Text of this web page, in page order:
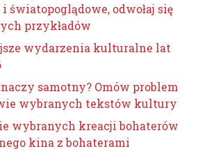
światopoglądowe, odwołaj się
przykładów
wydarzenia kulturalne lat
samotny? Omów problem
wybranych tekstów kultury
wybranych kreacji bohaterów
kina z bohaterami